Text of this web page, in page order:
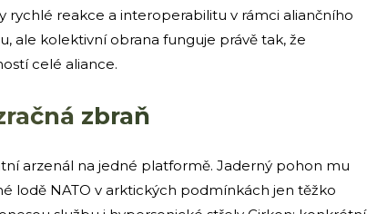
reakce a interoperabilitu v rámci aliančního
ale kolektivní obrana funguje právě tak, že
celé aliance.
zbraň
arzenál na jedné platformě. Jaderný pohon mu
lodě NATO v arktických podmínkách jen těžko